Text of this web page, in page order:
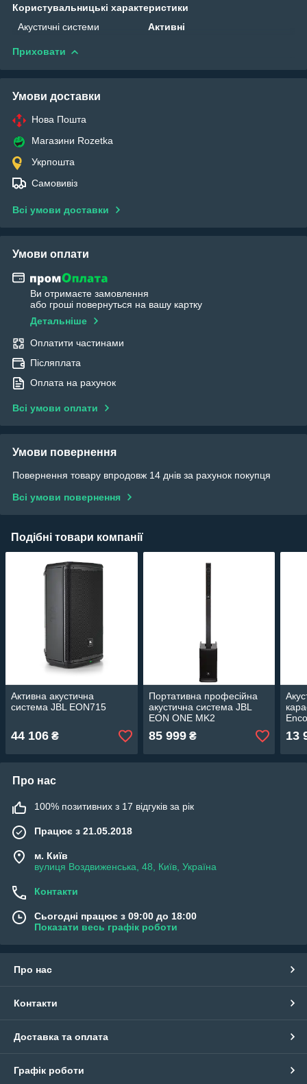
Користувальницькі характеристики
Акустичні системи
Активні
Приховати
Умови доставки
Нова Пошта
Магазини Rozetka
Укрпошта
Самовивіз
Всі умови доставки
Умови оплати
Ви отримаєте замовлення
або гроші повернуться на вашу картку
Детальніше
Оплатити частинами
Післяплата
Оплата на рахунок
Всі умови оплати
Умови повернення
Повернення товару впродовж 14 днів за рахунок покупця
Всі умови повернення
Подібні товари компанії
Активна акустична
система JBL EON715
44 106 ₴
Портативна професійна
акустична система JBL
EON ONE MK2
85 999₴ 13
Про нас
100% позитивних з 17 відгуків за рік
Працює з 21.05.2018
м. Київ
вулиця Воздвиженська, 48, Київ, Україна
Контакти
Сьогодні працює з 09:00 до 18:00
Показати весь графік роботи
Про нас
Контакти
Доставка та оплата
Графік роботи